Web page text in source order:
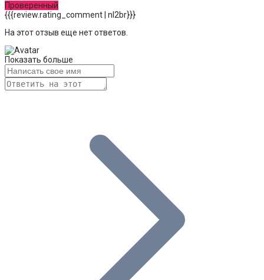
Проверенный
{{{review.rating_comment | nl2br}}}
На этот отзыв еще нет ответов.
Показать больше